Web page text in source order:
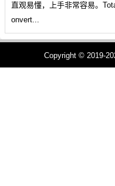
直观易懂，上手非常容易。
onvert...
Copyright © 2019-